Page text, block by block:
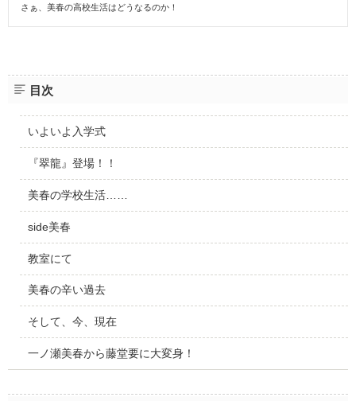
さぁ、美春の高校生活はどうなるのか！
目次
いよいよ入学式
『翠龍』登場！！
美春の学校生活……
side美春
教室にて
美春の辛い過去
そして、今、現在
一ノ瀬美春から藤堂要に大変身！